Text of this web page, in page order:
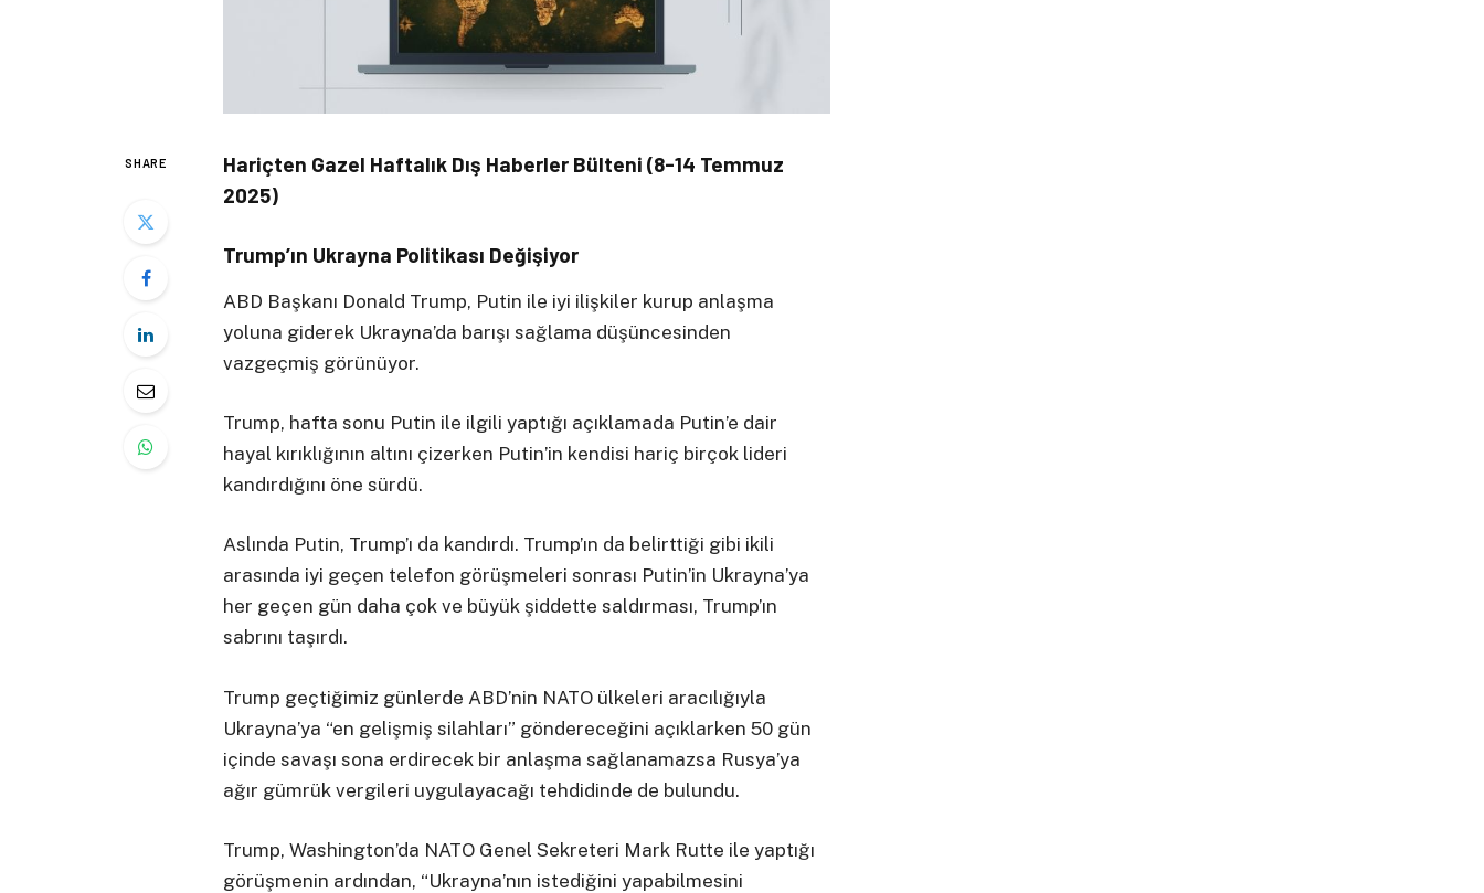
SHARE
Hariçten Gazel Haftalık Dış Haberler Bülteni (8-14 Temmuz
2025)
Trump’ın Ukrayna Politikası Değişiyor
ABD Başkanı Donald Trump, Putin ile iyi ilişkiler kurup anlaşma
yoluna giderek Ukrayna’da barışı sağlama düşüncesinden
vazgeçmiş görünüyor.
Trump, hafta sonu Putin ile ilgili yaptığı açıklamada Putin’e dair
hayal kırıklığının altını çizerken Putin’in kendisi hariç birçok lideri
kandırdığını öne sürdü.
Aslında Putin, Trump’ı da kandırdı. Trump’ın da belirttiği gibi ikili
arasında iyi geçen telefon görüşmeleri sonrası Putin’in Ukrayna’ya
her geçen gün daha çok ve büyük şiddette saldırması, Trump’ın
sabrını taşırdı.
Trump geçtiğimiz günlerde ABD’nin NATO ülkeleri aracılığıyla
Ukrayna’ya “en gelişmiş silahları” göndereceğini açıklarken 50 gün
içinde savaşı sona erdirecek bir anlaşma sağlanamazsa Rusya’ya
ağır gümrük vergileri uygulayacağı tehdidinde de bulundu.
Trump, Washington’da NATO Genel Sekreteri Mark Rutte ile yaptığı
görüşmenin ardından, “Ukrayna’nın istediğini yapabilmesini